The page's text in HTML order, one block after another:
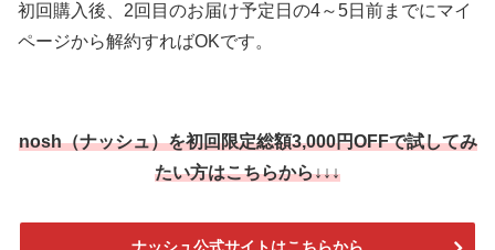
初回購入後、2回目のお届け予定日の4～5日前までにマイ
ページから解約すればOKです。
nosh（ナッシュ）を初回限定総額3,000円OFFで試してみ
たい方はこちらから↓↓↓